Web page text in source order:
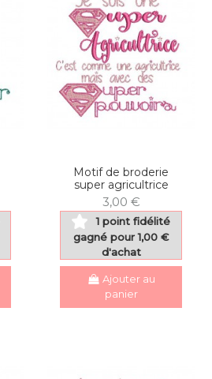
Motif de broderie
super agricultrice
3,00 €
1 point fidélité
gagné pour 1,00 €
d'achat
Ajouter au
panier